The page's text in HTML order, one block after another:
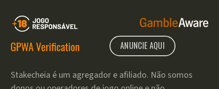
ANUNCIE AQUI
Stakecheia é um agregador e afiliado. Não somos